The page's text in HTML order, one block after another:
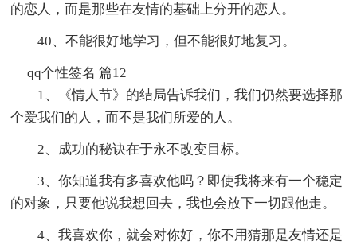
的恋人，而是那些在友情的基础上分开的恋人。
40、不能很好地学习，但不能很好地复习。
qq个性签名 篇12
1、《情人节》的结局告诉我们，我们仍然要选择那
个爱我们的人，而不是我们所爱的人。
2、成功的秘诀在于永不改变目标。
3、你知道我有多喜欢他吗？即使我将来有一个稳定
的对象，只要他说我想回去，我也会放下一切跟他走。
4、我喜欢你，就会对你好，你不用猜那是友情还是